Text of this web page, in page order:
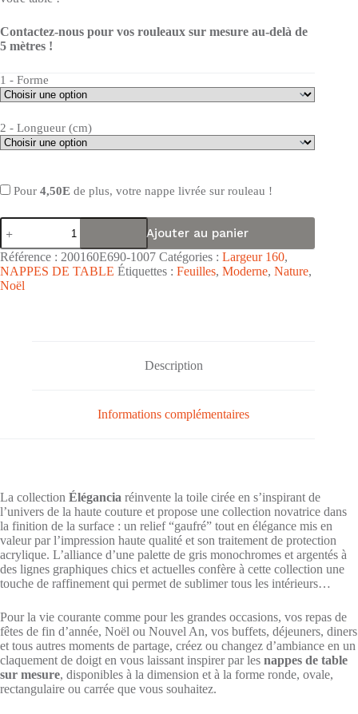
Contactez-nous pour vos rouleaux sur mesure au-delà de
5 mètres !
1 - Forme
2 - Longueur (cm)
Pour 4,50E de plus, votre nappe livrée sur rouleau !
quantité
de
Nappe
toile
cirée
PVC
Ajouter au panier
Référence : 200160E690-1007 Catégories : Largeur 160,
NAPPES DE TABLE Étiquettes : Feuilles, Moderne, Nature,
Noël
Description
Informations complémentaires
La collection Élégancia réinvente la toile cirée en s’inspirant de
l’univers de la haute couture et propose une collection novatrice dans
la finition de la surface : un relief “gaufré” tout en élégance mis en
valeur par l’impression haute qualité et son traitement de protection
acrylique. L’alliance d’une palette de gris monochromes et argentés à
des lignes graphiques chics et actuelles confère à cette collection une
touche de raffinement qui permet de sublimer tous les intérieurs…
Pour la vie courante comme pour les grandes occasions, vos repas de
fêtes de fin d’année, Noël ou Nouvel An, vos buffets, déjeuners, diners
et tous autres moments de partage, créez ou changez d’ambiance en un
claquement de doigt en vous laissant inspirer par les nappes de table
sur mesure, disponibles à la dimension et à la forme ronde, ovale,
rectangulaire ou carrée que vous souhaitez.